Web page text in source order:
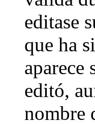
editase
que ha
editó,
nombre